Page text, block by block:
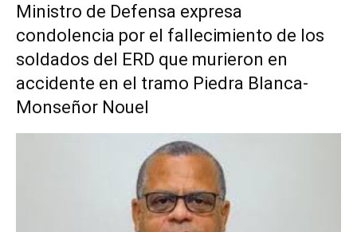
Ministro de Defensa expresa
condolencia por el fallecimiento de los
soldados del ERD que murieron en
accidente en el tramo Piedra Blanca-
Monseñor Nouel